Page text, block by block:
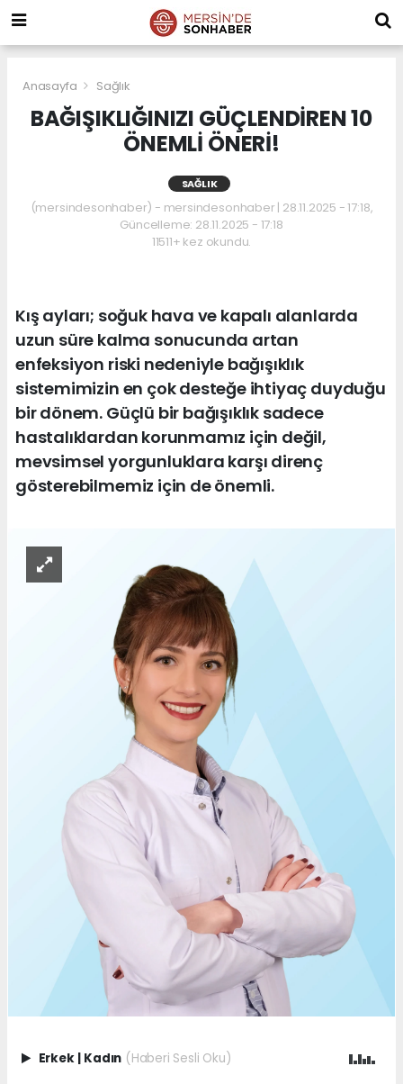
Anasayfa Sağlık
BAĞIŞIKLIĞINIZI GÜÇLENDİREN 10
ÖNEMLİ ÖNERİ!
SAĞLIK
(mersindesonhaber) - mersindesonhaber | 28.11.2025 - 17:18,
Güncelleme: 28.11.2025 - 17:18
11511+ kez okundu.
Kış ayları; soğuk hava ve kapalı alanlarda
uzun süre kalma sonucunda artan
enfeksiyon riski nedeniyle bağışıklık
sistemimizin en çok desteğe ihtiyaç duyduğu
bir dönem. Güçlü bir bağışıklık sadece
hastalıklardan korunmamız için değil,
mevsimsel yorgunluklara karşı direnç
gösterebilmemiz için de önemli.
Erkek | Kadın (Haberi Sesli Oku)